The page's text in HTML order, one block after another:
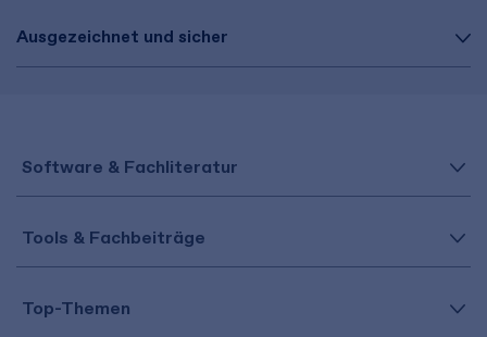
Ausgezeichnet und sicher
Software & Fachliteratur
Tools & Fachbeiträge
Top-Themen